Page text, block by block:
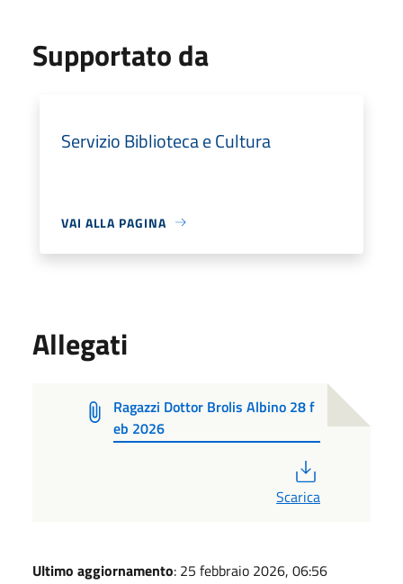
Supportato da
Servizio Biblioteca e Cultura
VAI ALLA PAGINA
Allegati
Ragazzi Dottor Brolis Albino 28 f
eb 2026
Scarica
Ultimo aggiornamento: 25 febbraio 2026, 06:56